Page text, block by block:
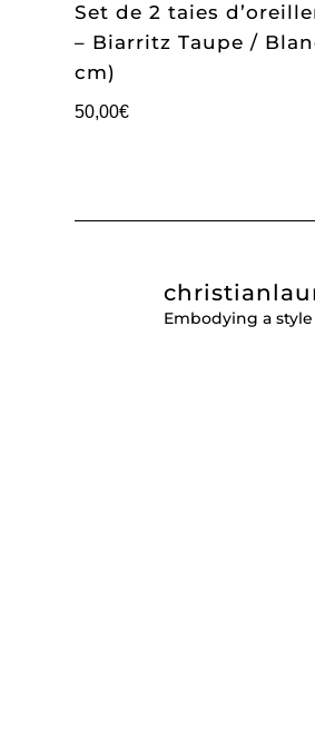
Set de 2 taies
– Biarritz Taupe /
cm)
50,00€
Embodying a